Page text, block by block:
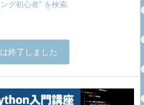
グ初心者" を検索
終了しました